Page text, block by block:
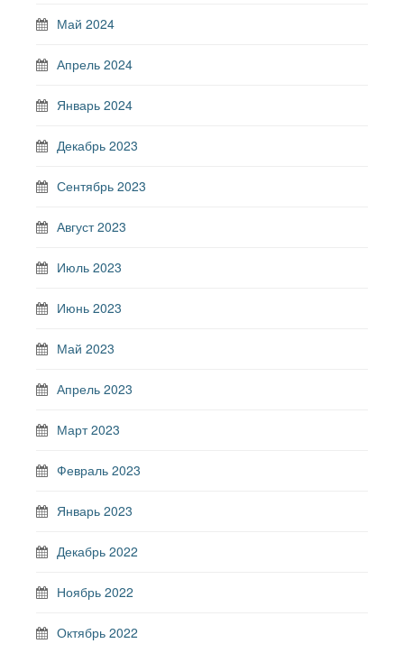
Май 2024
Апрель 2024
Январь 2024
Декабрь 2023
Сентябрь 2023
Август 2023
Июль 2023
Июнь 2023
Май 2023
Апрель 2023
Март 2023
Февраль 2023
Январь 2023
Декабрь 2022
Ноябрь 2022
Октябрь 2022